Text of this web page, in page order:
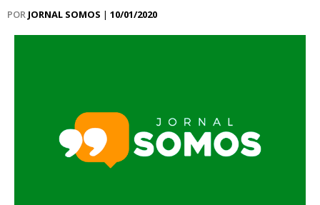
POR JORNAL SOMOS | 10/01/2020